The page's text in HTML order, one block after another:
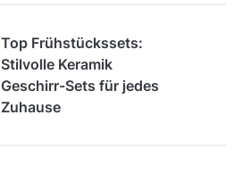
Top Frühstückssets:
Stilvolle Keramik
Geschirr-Sets für jedes
Zuhause